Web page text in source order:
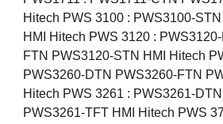
Hitech PWS 3100 : PWS3100-
HMI Hitech PWS 3120 :
FTN PWS3120-STN HMI Hitech
PWS3260-DTN PWS3260-FTN
Hitech PWS 3261 : PWS3261-
PWS3261-TFT HMI Hitech PWS